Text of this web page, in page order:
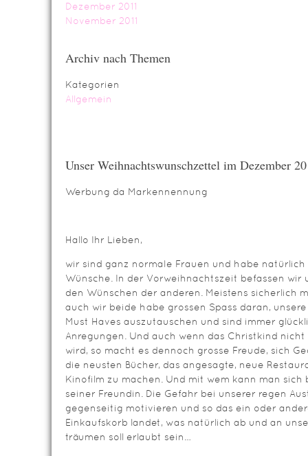
Dezember 2011
November 2011
Archiv nach Themen
Kategorien
Allgemein
Unser Weihnachtswunschzettel im Dezember
Werbung da Markennennung
Hallo Ihr Lieben,
wir sind ganz normale Frauen und habe
Wünsche. In der Vorweihnachtszeit befassen
den Wünschen der anderen. Meistens sicherlich
auch wir beide habe grossen Spass daran,
Must Haves auszutauschen und sind immer
Anregungen. Und auch wenn das Christkind
wird, so macht es dennoch grosse Freude, sich
die neusten Bücher, das angesagte, neue
Kinofilm zu machen. Und mit wem kann man sich
seiner Freundin. Die Gefahr bei unserer regen
gegenseitig motivieren und so das ein oder
Einkaufskorb landet, was natürlich ab und an
träumen soll erlaubt sein…